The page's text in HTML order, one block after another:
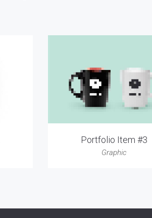
Portfolio Item #3
Graphic